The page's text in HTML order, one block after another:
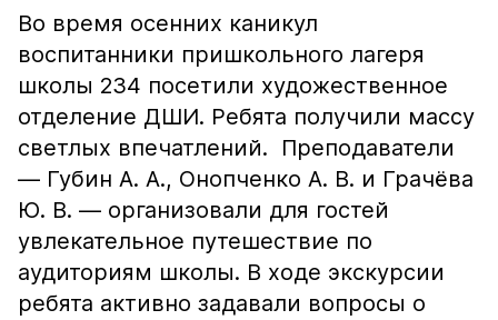
Во время осенних каникул
воспитанники пришкольного лагеря
школы 234 посетили художественное
отделение ДШИ. Ребята получили массу
светлых впечатлений. Преподаватели
— Губин А. А., Онопченко А. В. и Грачёва
Ю. В. — организовали для гостей
увлекательное путешествие по
аудиториям школы. В ходе экскурсии
ребята активно задавали вопросы о